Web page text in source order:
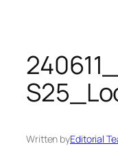
Written byEditorial